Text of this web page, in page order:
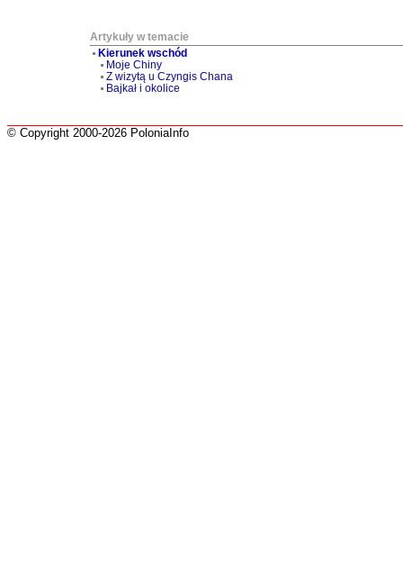
Artykuły w temacie
Kierunek wschód
Moje Chiny
Z wizytą u Czyngis Chana
Bajkał i okolice
© Copyright 2000-2026 PoloniaInfo